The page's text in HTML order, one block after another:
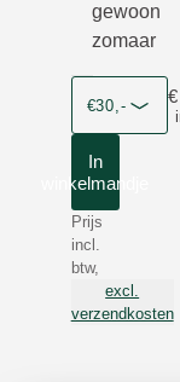
gewoon
zomaar
€30,-
In
winkelmandje
Prijs
incl.
btw,
excl.
verzendkosten